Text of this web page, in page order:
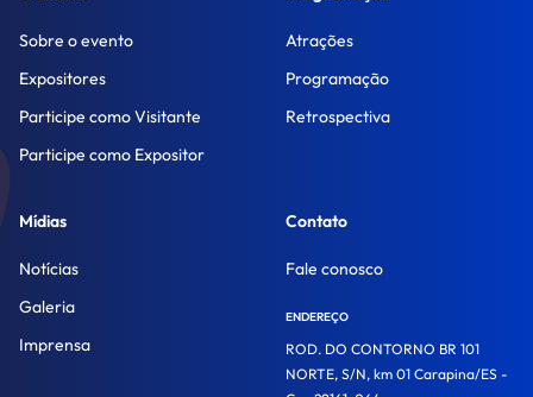
Sobre o evento
Expositores
Participe como Visitante
Participe como Expositor
Atrações
Programação
Retrospectiva
Mídias
Notícias
Galeria
Imprensa
Contato
Fale conosco
ENDEREÇO
ROD. DO CONTORNO BR 101
NORTE, S/N, km 01 Carapina/ES -